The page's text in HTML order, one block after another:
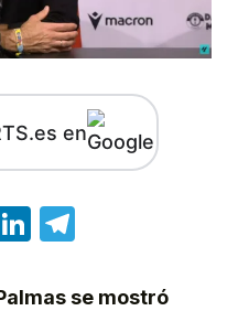
en
LinkedIn
se mostró